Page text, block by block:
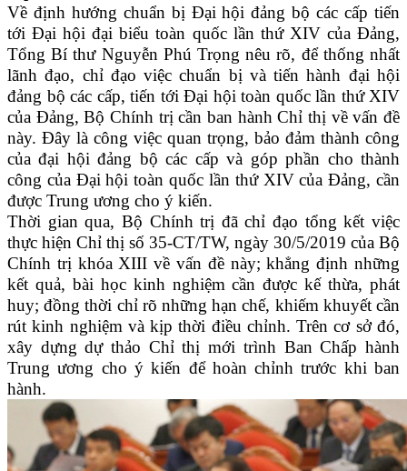
Về định hướng chuẩn bị Đại hội đảng bộ các cấp tiến
tới Đại hội đại biểu toàn quốc lần thứ XIV của Đảng,
Tổng Bí thư Nguyễn Phú Trọng nêu rõ, để thống nhất
lãnh đạo, chỉ đạo việc chuẩn bị và tiến hành đại hội
đảng bộ các cấp, tiến tới Đại hội toàn quốc lần thứ XIV
của Đảng, Bộ Chính trị cần ban hành Chỉ thị về vấn đề
này. Đây là công việc quan trọng, bảo đảm thành công
của đại hội đảng bộ các cấp và góp phần cho thành
công của Đại hội toàn quốc lần thứ XIV của Đảng, cần
được Trung ương cho ý kiến.
Thời gian qua, Bộ Chính trị đã chỉ đạo tổng kết việc
thực hiện Chỉ thị số 35-CT/TW, ngày 30/5/2019 của Bộ
Chính trị khóa XIII về vấn đề này; khẳng định những
kết quả, bài học kinh nghiệm cần được kế thừa, phát
huy; đồng thời chỉ rõ những hạn chế, khiếm khuyết cần
rút kinh nghiệm và kịp thời điều chỉnh. Trên cơ sở đó,
xây dựng dự thảo Chỉ thị mới trình Ban Chấp hành
Trung ương cho ý kiến để hoàn chỉnh trước khi ban
hành.